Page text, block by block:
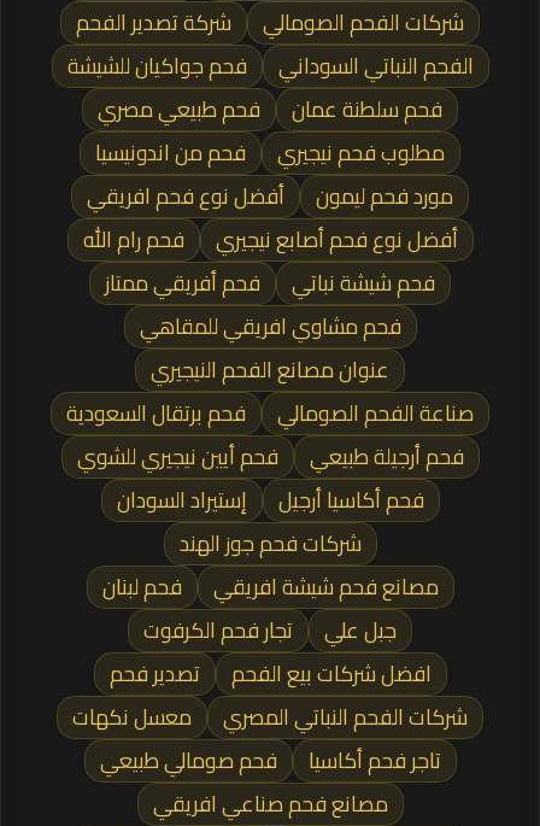
شركات الفحم الصومالي
شركة تصدير الفحم
الفحم النباتي السوداني
فحم جواكيان للشيشة
فحم سلطنة عمان
فحم طبيعي مصري
مطلوب فحم نيجيري
فحم من اندونيسيا
مورد فحم ليمون
أفضل نوع فحم افريقي
أفضل نوع فحم أصابع نيجيري
فحم رام الله
فحم شيشة نباتي
فحم أفريقي ممتاز
فحم مشاوي افريقي للمقاهي
عنوان مصانع الفحم النيجيري
صناعة الفحم الصومالي
فحم برتقال السعودية
فحم أرجيلة طبيعي
فحم أيين نيجيري للشوي
فحم أكاسيا أرجيل
إستيراد السودان
شركات فحم جوز الهند
مصانع فحم شيشة افريقي
فحم لبنان
جبل علي
تجار فحم الكرفوت
افضل شركات بيع الفحم
تصدير فحم
شركات الفحم النباتي المصري
معسل نكهات
تاجر فحم أكاسيا
فحم صومالي طبيعي
مصانع فحم صناعي افريقي